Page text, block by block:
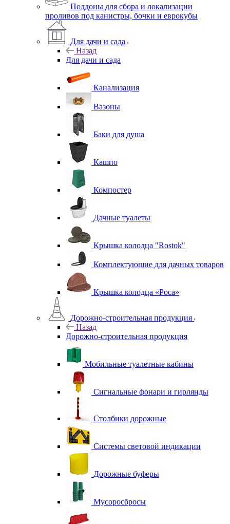
Поддоны для сбора и локализации
проливов под канистры, бочки и еврокубы
Для дачи и сада
Назад
Для дачи и сада
Канализация
Вазоны
Баки для душа
Кашпо
Компостер
Дачные туалеты
Крышка колодца "Rostok"
Комплектующие для дачных товаров
Крышка колодца «Роса»
Дорожно-строительная продукция
Назад
Дорожно-строительная продукция
Мобильные туалетные кабины
Сигнальные фонари и гирлянды
Столбики дорожные
Системы световой индикации
Дорожные буферы
Мусоросбросы